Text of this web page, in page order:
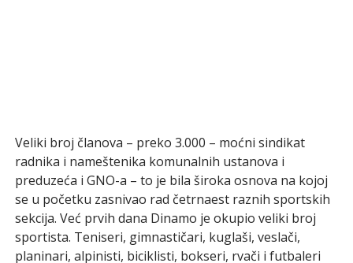
Veliki broj članova – preko 3.000 – moćni sindikat
radnika i nameštenika komunalnih ustanova i
preduzeća i GNO-a – to je bila široka osnova na kojoj
se u početku zasnivao rad četrnaest raznih sportskih
sekcija. Već prvih dana Dinamo je okupio veliki broj
sportista. Teniseri, gimnastičari, kuglaši, veslači,
planinari, alpinisti, biciklisti, bokseri, rvači i futbaleri